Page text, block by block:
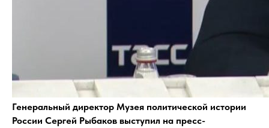
Генеральный директор Музея политической истории
России Сергей Рыбаков выступил на пресс-